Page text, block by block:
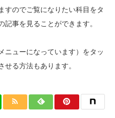
すのでご覧になりたい科目をタ
記事を見ることができます。
ニューになっています）をタッ
る方法もあります。